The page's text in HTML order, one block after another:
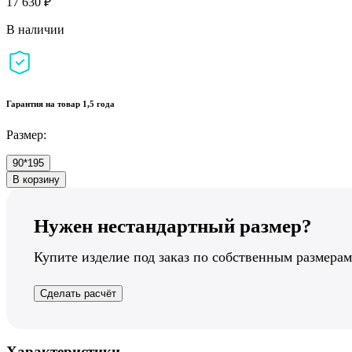
В наличии
Гарантия на товар 1,5 года
Размер:
90*195
В корзину
Нужен нестандартный размер?
Купите изделие под заказ по собственным
Сделать расчёт